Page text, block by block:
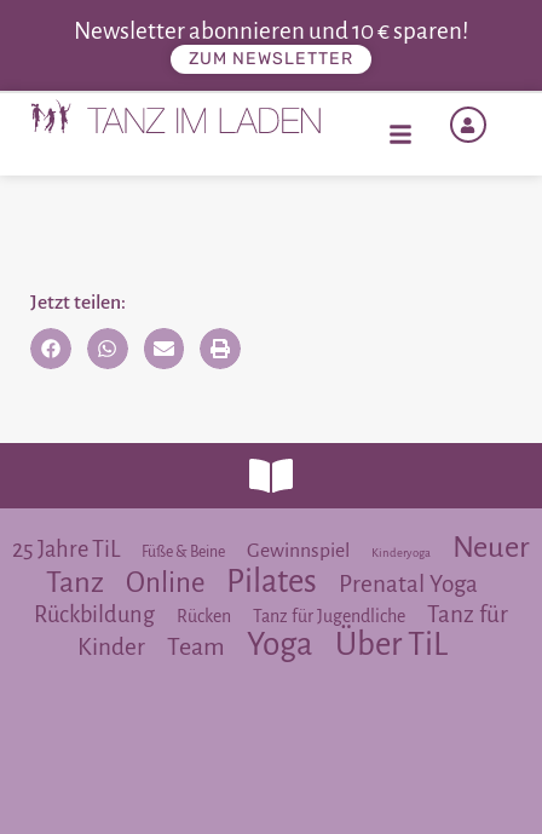
Newsletter abonnieren und 10 € sparen!
ZUM NEWSLETTER
Jetzt teilen:
25 Jahre TiL Füße & Beine Gewinnspiel Kinderyoga
Neuer
Tanz
Online Pilates Prenatal Yoga
Rückbildung Rücken Tanz für Jugendliche
Tanz für
Kinder
Team Yoga Über TiL